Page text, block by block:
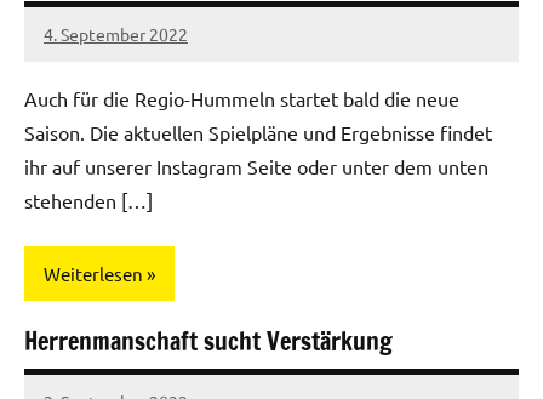
4. September 2022
Regio-
Auch für die Regio-Hummeln startet bald die neue
Saison. Die aktuellen Spielpläne und Ergebnisse findet
ihr auf unserer Instagram Seite oder unter dem unten
stehenden […]
Weiterlesen
Mannschaften
Herrenmanschaft sucht Verstärkung